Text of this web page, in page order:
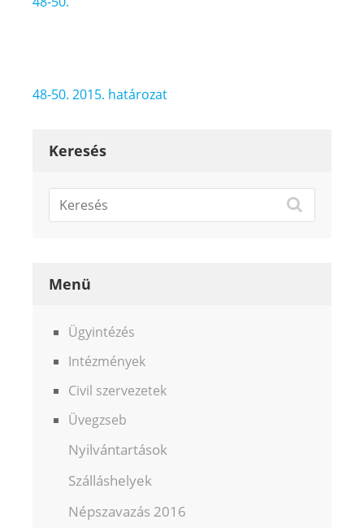
Bejegyzés
48-50. 2015. határozat
Keresés
Menü
Ügyintézés
Intézmények
Civil szervezetek
Üvegzseb
Nyilvántartások
Szálláshelyek
Népszavazás 2016